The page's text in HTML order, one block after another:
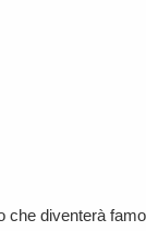
che diventerà